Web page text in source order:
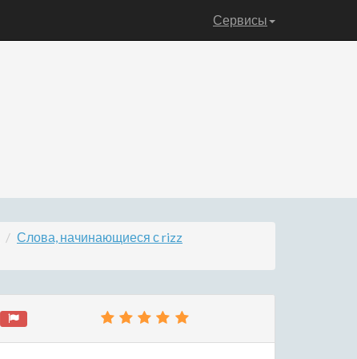
Сервисы
Слова, начинающиеся с rizz